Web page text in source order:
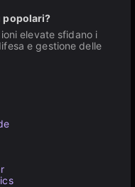
popolari?
elevate sfidano i
e gestione delle